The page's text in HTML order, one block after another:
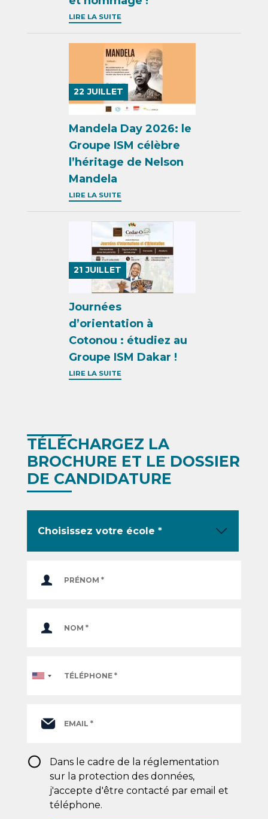
LIRE LA SUITE
22 JUILLET
Mandela Day 2026: le
Groupe ISM célèbre
l’héritage de Nelson
Mandela
LIRE LA SUITE
21 JUILLET
Journées
d’orientation à
Cotonou : étudiez au
Groupe ISM Dakar !
LIRE LA SUITE
TÉLÉCHARGEZ LA
BROCHURE ET LE DOSSIER
DE CANDIDATURE
RGPD*
Dans le cadre de la réglementation
sur la protection des données,
j'accepte d'être contacté par email et
téléphone.